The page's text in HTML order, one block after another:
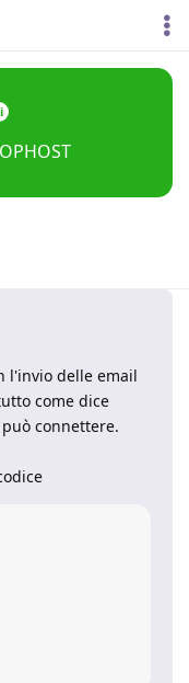
l'invio delle email
come dice
connettere.